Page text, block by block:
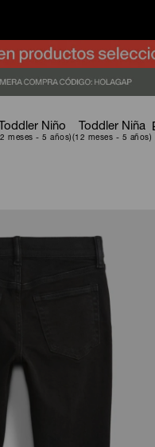
Toddler Niño Toddler Niña